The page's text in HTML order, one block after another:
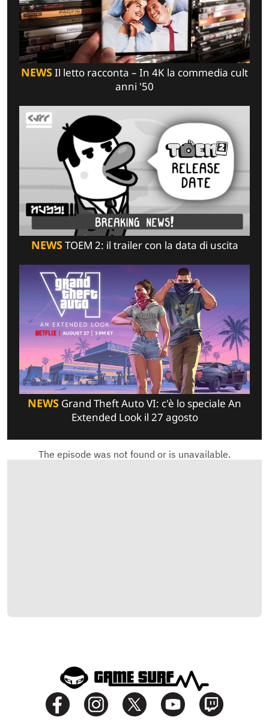
NEWSIl letto racconta – In 4K la commedia cult
anni '50
NEWSTOEM 2: il trailer con la data di uscita
NEWS Grand Theft Auto VI: c'è lo speciale An
Extended Look il 27 agosto